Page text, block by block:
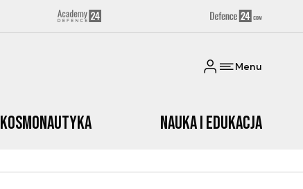
Menu
Kosmonautyka Nauka i edukacja